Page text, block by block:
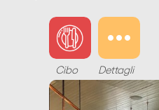
Cibo Dettagli